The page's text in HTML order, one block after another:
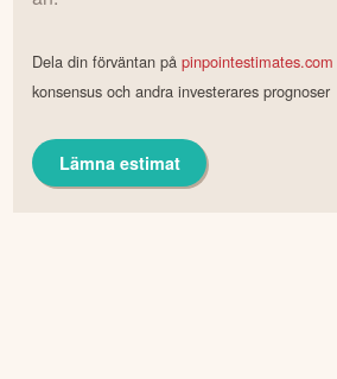
Dela din förväntan påpinpointestimates.com
konsensus och andra investerares prognoser
Lämna estimat